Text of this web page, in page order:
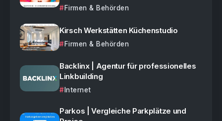
Firmen & Behörden
Kirsch Werkstätten Küchenstudio
Firmen & Behörden
Backlinx | Agentur für professionelles
Linkbuilding
Internet
Parkos | Vergleiche Parkplätze und